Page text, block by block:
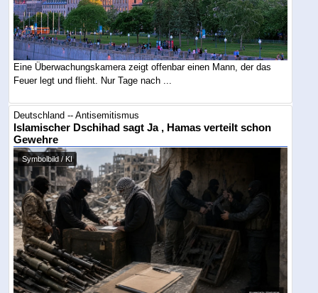
Eine Überwachungskamera zeigt offenbar einen Mann, der das
Feuer legt und flieht. Nur Tage nach ...
Deutschland -- Antisemitismus
Islamischer Dschihad sagt Ja , Hamas verteilt schon
Gewehre
Symbolbild / KI